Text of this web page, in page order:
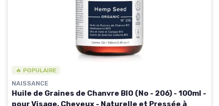
🔥 POPULAIRE
NAISSANCE
Huile de Graines de Chanvre BIO (No - 206) - 100ml -
pour Visage, Cheveux - Naturelle et Pressée à